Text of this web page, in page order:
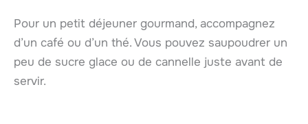
Pour un petit déjeuner gourmand, accompagnez
d’un café ou d’un thé. Vous pouvez saupoudrer un
peu de sucre glace ou de cannelle juste avant de
servir.